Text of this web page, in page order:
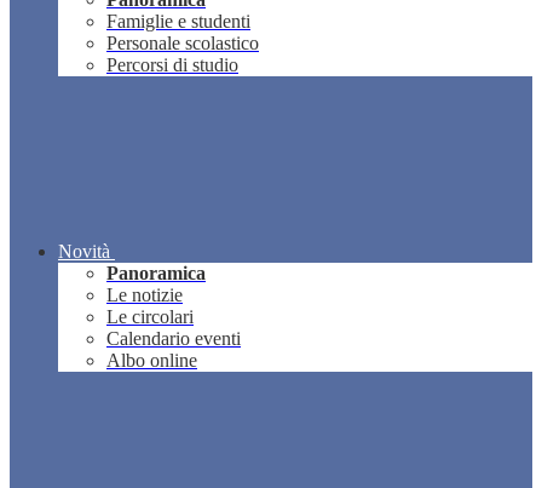
Famiglie e studenti
Personale scolastico
Percorsi di studio
Novità
Panoramica
Le notizie
Le circolari
Calendario eventi
Albo online